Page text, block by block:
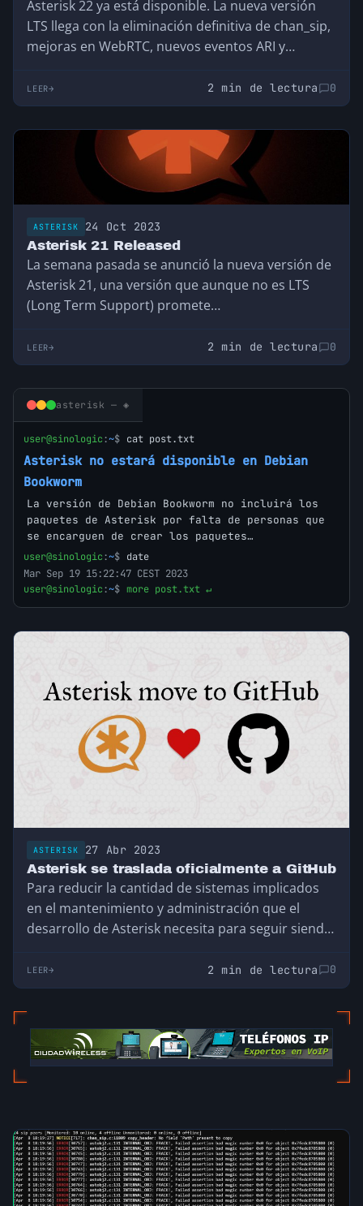
Asterisk 22 ya está disponible. La nueva versión
LTS llega con la eliminación definitiva de chan_sip,
mejoras en WebRTC, nuevos eventos ARI y
LEER 2 min de lectura 0
ASTERISK 24 Oct 2023
Asterisk 21 Released
La semana pasada se anunció la nueva versión de
Asterisk 21, una versión que aunque no es LTS
(Long Term Support) promete…
LEER 2 min de lectura 0
asterisk — ◈
user@sinologic:~$ cat post.txt
Asterisk no estará disponible en Debian
Bookworm
La versión de Debian Bookworm no incluirá los
paquetes de Asterisk por falta de personas que
se encarguen de crear los paquetes…
user@sinologic:~$ date
Mar Sep 19 15:22:47 CEST 2023
user@sinologic:~$ more post.txt ↵
ASTERISK 27 Abr 2023
Asterisk se traslada oficialmente a GitHub
Para reducir la cantidad de sistemas implicados
en el mantenimiento y administración que el
desarrollo de Asterisk necesita para seguir siendo
LEER 2 min de lectura 0